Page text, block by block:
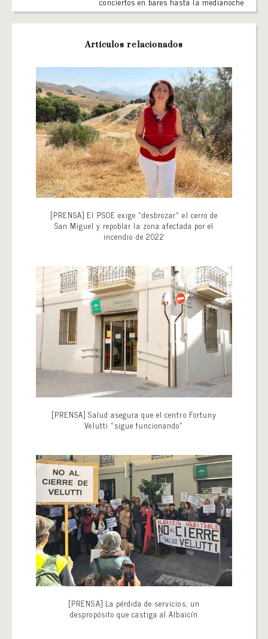
Artículos relacionados
[PRENSA] El PSOE exige «desbrozar» el cerro de
San Miguel y repoblar la zona afectada por el
incendio de 2022
[PRENSA] Salud asegura que el centro Fortuny
Velutti «sigue funcionando»
[PRENSA] La pérdida de servicios, un
despropósito que castiga al Albaicín